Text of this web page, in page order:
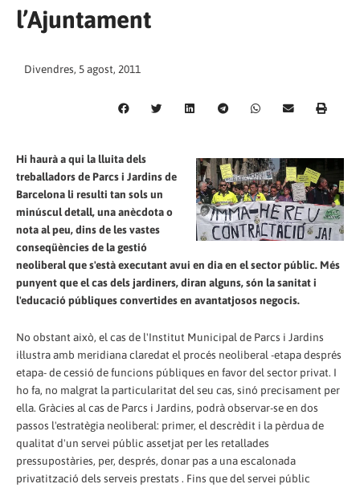
l’Ajuntament
Divendres, 5 agost, 2011
Hi haurà a qui la lluita dels
treballadors de Parcs i Jardins de
Barcelona li resulti tan sols un
minúscul detall, una anècdota o
nota al peu, dins de les vastes
conseqüències de la gestió
neoliberal que s'està executant avui en dia en el sector públic. Més
punyent que el cas dels jardiners, diran alguns, són la sanitat i
l'educació públiques convertides en avantatjosos negocis.
No obstant això, el cas de l'Institut Municipal de Parcs i Jardins
il·lustra amb meridiana claredat el procés neoliberal -etapa després
etapa- de cessió de funcions públiques en favor del sector privat. I
ho fa, no malgrat la particularitat del seu cas, sinó precisament per
ella. Gràcies al cas de Parcs i Jardins, podrà observar-se en dos
passos l'estratègia neoliberal: primer, el descrèdit i la pèrdua de
qualitat d'un servei públic assetjat per les retallades
pressupostàries, per, després, donar pas a una escalonada
privatització dels serveis prestats . Fins que del servei públic